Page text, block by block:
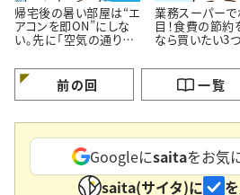
帰宅後の暑い部屋は“エ
アコンを即ON”にしな
い。先に「空気の通り
業務スーパーで
目！食費の節約
なら買いたい3
前の回 一覧
Googleにsaitaをお気
saita(サイタ)に